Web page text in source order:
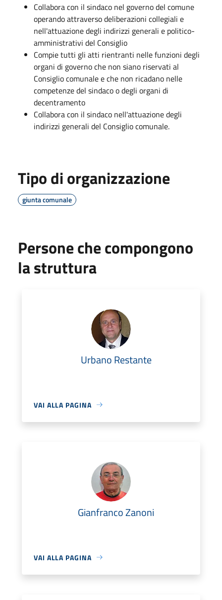
Collabora con il sindaco nel governo del comune
operando attraverso deliberazioni collegiali e
nell'attuazione degli indirizzi generali e politico-
amministrativi del Consiglio
Compie tutti gli atti rientranti nelle funzioni degli
organi di governo che non siano riservati al
Consiglio comunale e che non ricadano nelle
competenze del sindaco o degli organi di
decentramento
Collabora con il sindaco nell'attuazione degli
indirizzi generali del Consiglio comunale.
Tipo di organizzazione
giunta comunale
Persone che compongono
la struttura
Urbano Restante
VAI ALLA PAGINA
Gianfranco Zanoni
VAI ALLA PAGINA